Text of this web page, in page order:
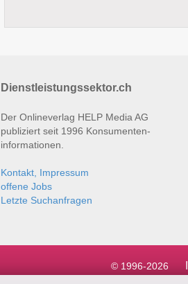
Dienstleistungssektor.ch
Der Onlineverlag HELP Media AG
publiziert seit 1996 Konsumenten­
informationen.
Kontakt, Impressum
offene Jobs
Letzte Suchanfragen
© 1996-2026